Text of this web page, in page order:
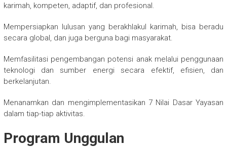
karimah, kompeten, adaptif, dan profesional.
Mempersiapkan lulusan yang berakhlakul karimah, bisa beradu
secara global, dan juga berguna bagi masyarakat.
Memfasilitasi pengembangan potensi anak melalui penggunaan
teknologi dan sumber energi secara efektif, efisien, dan
berkelanjutan.
Menanamkan dan mengimplementasikan 7 Nilai Dasar Yayasan
dalam tiap-tiap aktivitas.
Program Unggulan